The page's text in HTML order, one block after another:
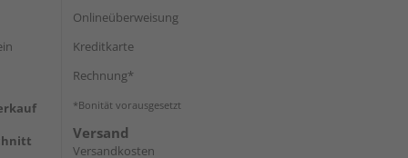
Onlineüberweisung
Kreditkarte
Rechnung*
*Bonität vorausgesetzt
Versand
Versandkosten